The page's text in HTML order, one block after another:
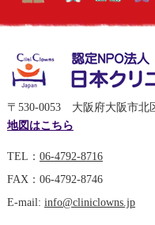
〒530-0053 大阪府大阪市北
地図はこちら
TEL： 06-4792-8716
FAX：06-4792-8746
E-mail: info@cliniclowns.jp